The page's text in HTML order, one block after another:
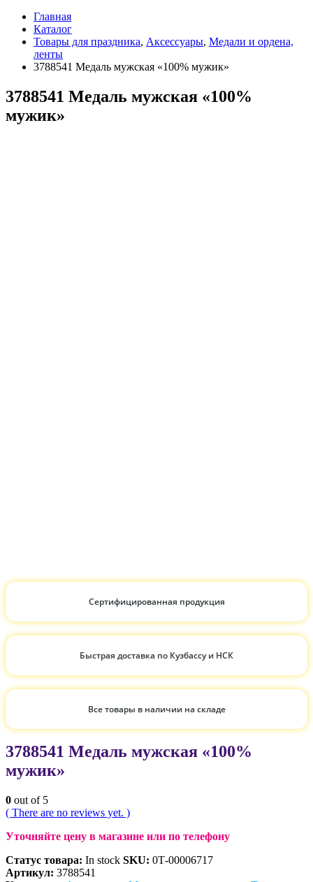
Главная
Каталог
Товары для праздника, Аксессуары, Медали и ордена,
ленты
3788541 Медаль мужская «100% мужик»
3788541 Медаль мужская «100%
мужик»
Сертифицированная продукция
Быстрая доставка по Кузбассу и НСК
Все товары в наличии на складе
3788541 Медаль мужская «100%
мужик»
0 out of 5
( There are no reviews yet. )
Уточняйте цену в магазине или по телефону
Статус товара: In stock SKU: 0Т-00006717
Артикул: 3788541